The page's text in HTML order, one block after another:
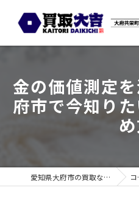
金の価値測定
府市で今知り
愛知県大府市の買取なら買取大吉 大府共栄町3丁目店 コラム